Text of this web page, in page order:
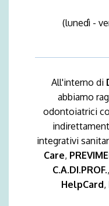
(lunedì -
All'interno di
abbiamo
odontoiatrici
integrativi
Care,
C.A.DI.PROF.,
HelpCard,